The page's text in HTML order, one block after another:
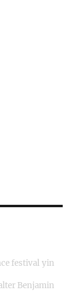
festival yin
Benjamin